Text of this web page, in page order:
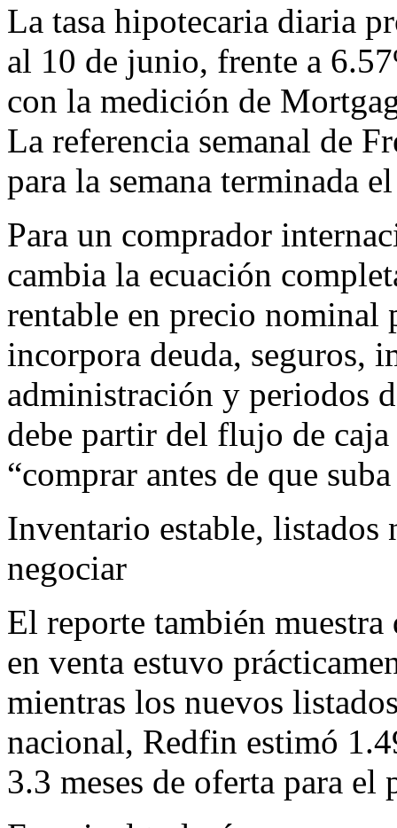
La tasa hipotecaria diaria
al 10 de junio, frente a
con la medición de
La referencia semanal de
para la semana terminada
Para un comprador
cambia la ecuación
rentable en precio nominal
incorpora deuda, seguros,
administración y periodos
debe partir del flujo de
“comprar antes de que
Inventario estable, listados
negociar
El reporte también
en venta estuvo
mientras los nuevos
nacional, Redfin estimó
3.3 meses de oferta para el